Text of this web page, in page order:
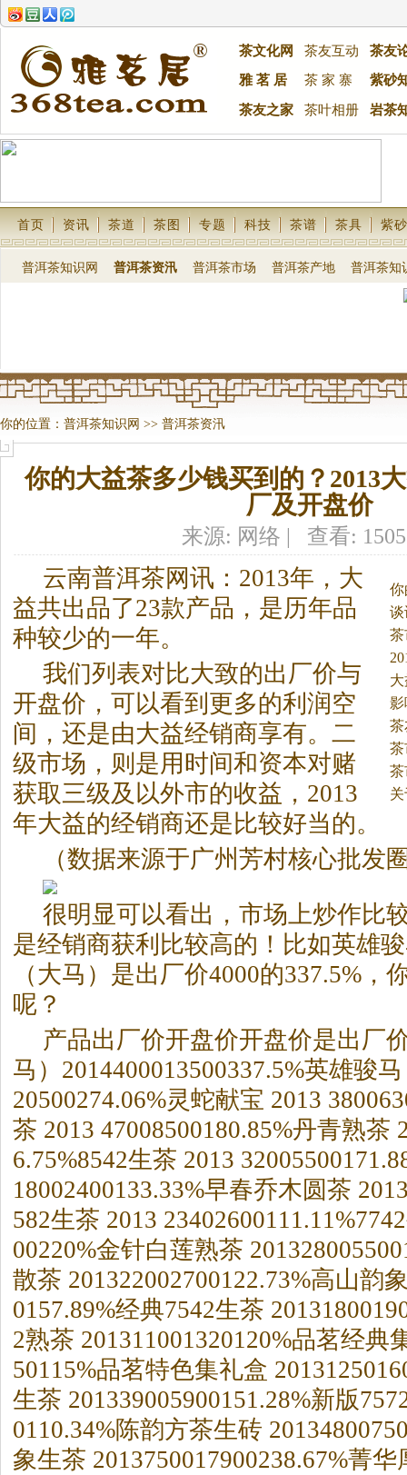
茶文化网 茶友互动
茶友
雅 茗 居
茶 家 寨 紫砂
茶友之家 茶叶相册 岩茶
首页 资讯 茶道 茶图 专题 科技 茶谱 茶具 紫砂
普洱茶知识网 普洱茶资汛 普洱茶市场 普洱茶产地 普洱茶知
你的位置： 普洱茶知识网 >> 普洱茶资汛
你的大益茶多少钱买到的？2013
厂及开盘价
来源: 网络 | 查看:
你
大
谈
茶
小
云南普洱茶网讯：2013年，大
益共出品了23款产品，是历年品
种较少的一年。
我们列表对比大致的出厂价与
开盘价，可以看到更多的利润空
间，还是由大益经销商享有。二
级市场，则是用时间和资本对赌
获取三级及以外市的收益，2013
年大益的经销商还是比较好当的。
（数据来源于广州芳村核心批发
很明显可以看出，市场上炒作比
是经销商获利比较高的！比如英雄
（大马）是出厂价4000的337.5%，
呢？
产品出厂价开盘价开盘价是出厂
马）2014400013500337.5%英雄骏
20500274.06%灵蛇献宝 2013
茶 2013 47008500180.85%丹青熟茶
6.75%8542生茶 2013
18002400133.33%早春乔木圆茶
582生茶 2013
00220%金针白莲熟茶
散茶 201322002700122.73%高山韵
0157.89%经典7542生茶
2熟茶 201311001320120%品茗经典
50115%品茗特色集礼盒
生茶 201339005900151.28%新版
0110.34%陈韵方茶生砖
象生茶 2013750017900238.67%菁